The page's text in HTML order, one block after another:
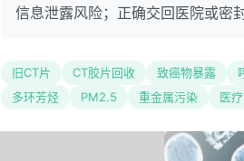
信息泄露风险；正确交回医院或密
旧CT片 CT胶片回收 致癌物暴露
多环芳烃
PM2.5 重金属污染 医